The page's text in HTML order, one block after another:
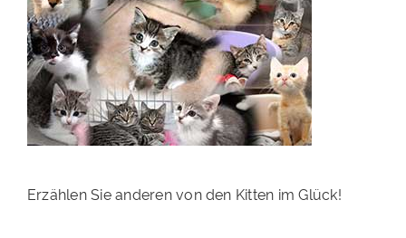
RATGEBER
Erzählen Sie anderen von den Kitten im Glück!